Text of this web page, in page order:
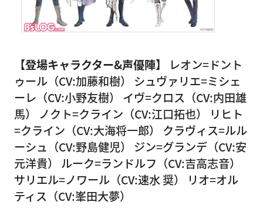
【登場キャラクター&声優陣】
レオン=ドント
ゥール（CV:加藤和樹） シュヴァリエ=ミシェ
ーレ（CV:小野友樹） イヴ=クロス（CV:内田雄
馬） ノクト=クライン（CV:江口拓也） リヒト
=クライン（CV:大海将一郎） クラヴィス=ルル
ーシュ（CV:野島健児） ジン=グランデ（CV:安
元洋貴） ルーク=ランドルフ（CV:吉高志音）
サリエル=ノワール（CV:速水 奨） リオ=オル
ティス（CV:峯田大夢）